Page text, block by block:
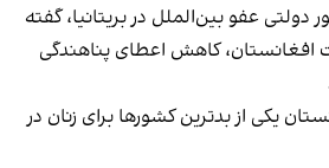
دولتی عفو بین‌الملل در بریتانیا، گفته
کاهش اعطای پناهندگی
یکی از بدترین کشورها برای زنان در